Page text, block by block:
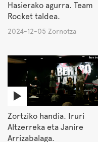
Hasierako agurra. Team
Rocket taldea.
2024-12-05 Zornotza
Zortziko handia. Iruri
Altzerreka eta Janire
Arrizabalaga.